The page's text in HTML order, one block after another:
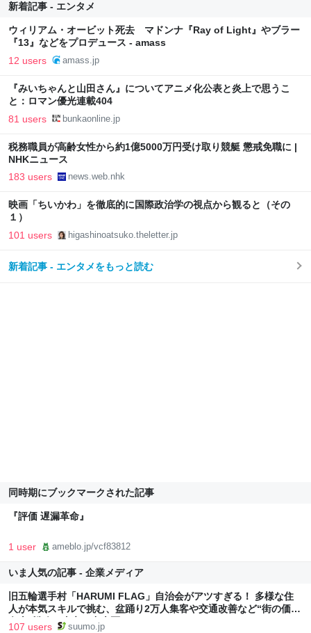
新着記事 - エンタメ
ウィリアム・オービット死去 マドンナ『Ray of Light』やブラー
『13』などをプロデュース - amass
12 users amass.jp
『みいちゃんと山田さん』についてアニメ化公表と炎上で思うこ
と：ロマン優光連載404
81 users bunkaonline.jp
税務職員が高齢女性から約1億5000万円受け取り競艇 懲戒免職に |
NHKニュース
183 users news.web.nhk
映画「ちいかわ」を徹底的に国際政治学の視点から観ると（その
１）
101 users higashinoatsuko.theletter.jp
新着記事 - エンタメをもっと読む
同時期にブックマークされた記事
『評価 遅漏革命』
1 user ameblo.jp/vcf83812
いま人気の記事 - 企業メディア
旧五輪選手村「HARUMI FLAG」自治会がアツすぎる！ 多様な住
人が本気スキルで挑む、盆踊り2万人集客や交通改善など“街の価値
向上”戦略 東京・中央区
107 users suumo.jp